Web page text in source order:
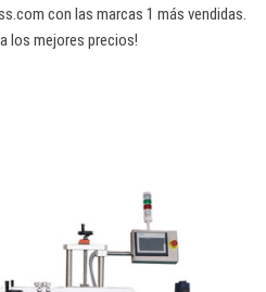
con las marcas 1 más vendidas.
los mejores precios!